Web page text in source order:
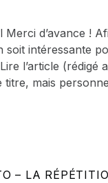
Merci d’avance !
soit intéressante
l’article (rédigé
titre, mais
– LA